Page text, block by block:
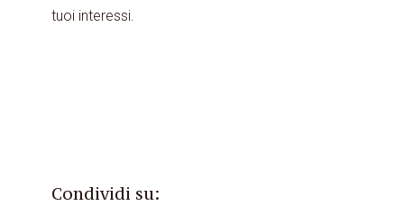
tuoi interessi.
Condividi su: